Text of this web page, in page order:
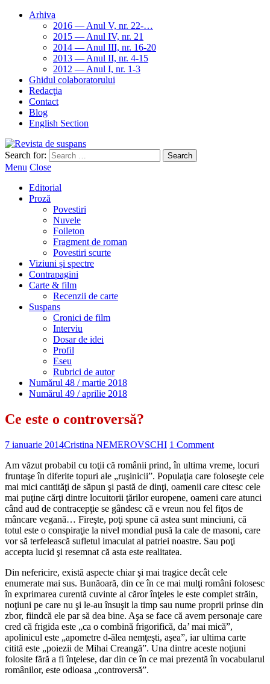
Arhiva
2016 — Anul V, nr. 22-…
2015 — Anul IV, nr. 21
2014 — Anul III, nr. 16-20
2013 — Anul II, nr. 4-15
2012 — Anul I, nr. 1-3
Ghidul colaboratorului
Redacţia
Contact
Blog
English Section
Search for:
Menu Close
Editorial
Proză
Povestiri
Nuvele
Foileton
Fragment de roman
Povestiri scurte
Viziuni și spectre
Contrapagini
Carte & film
Recenzii de carte
Suspans
Cronici de film
Interviu
Dosar de idei
Profil
Eseu
Rubrici de autor
Numărul 48 / martie 2018
Numărul 49 / aprilie 2018
Ce este o controversă?
7 ianuarie 2014Cristina NEMEROVSCHI 1 Comment
Am văzut probabil cu toţii că românii prind, în ultima vreme, locuri
fruntaşe în diferite topuri ale „ruşinicii”. Populaţia care foloseşte cele
mai mici cantităţi de săpun şi pastă de dinţi, oamenii care citesc cele
mai puţine cărţi dintre locuitorii ţărilor europene, oameni care atunci
când aud de contracepţie se gândesc că e vreun nou fel fiţos de
mâncare vegană… Fireşte, poţi spune că astea sunt minciuni, că
totul este o conspiraţie la nivel mondial pusă la cale de masoni, care
vor să terfelească sufletul imaculat al patriei noastre. Sau poţi
accepta lucid şi resemnat că asta este realitatea.
Din nefericire, există aspecte chiar şi mai tragice decât cele
enumerate mai sus. Bunăoară, din ce în ce mai mulţi români folosesc
în exprimarea curentă cuvinte al căror înţeles le este complet străin,
noţiuni pe care nu şi le-au însuşit la timp sau nume proprii prinse din
zbor, fiindcă ele par să dea bine. Aşa se face că avem personaje care
cred că frigida este „ca o combină frigorifică, da’ mai mică”,
apolinicul este „apometre d-ălea nemţeşti, aşea”, iar ultima carte
citită este „poiezii de Mihai Creangă”. Una dintre aceste noţiuni
folosite fără a fi înţelese, dar din ce în ce mai prezentă în vocabularul
românilor, este odioasa „controversă”.